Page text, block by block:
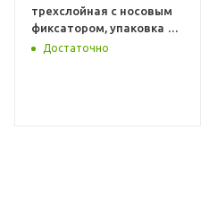
трехслойная с носовым
фиксатором, упаковка 50
штук, бирюзовая
Достаточно